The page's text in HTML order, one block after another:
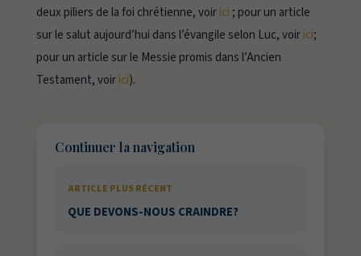
deux piliers de la foi chrétienne, voirici ; pour un article
sur le salut aujourd’hui dans l’évangile selon Luc, voirici;
pour un article sur le Messie promis dans l’Ancien
Testament, voirici).
Continuer la navigation
ARTICLE PLUS RÉCENT
QUE DEVONS-NOUS CRAINDRE?